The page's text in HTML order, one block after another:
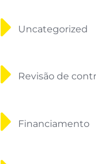
Uncategorized
Revisão de
Financiamento